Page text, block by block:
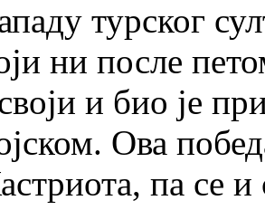
турског
ни после
и био je
Ова
па се